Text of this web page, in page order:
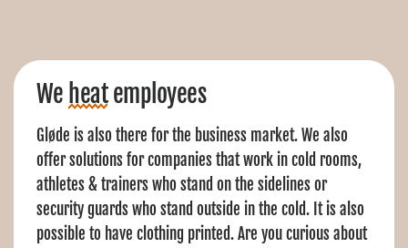
We heatemployees
Gløde is also there for the business market. We also
offer solutions for companies that work in cold rooms,
athletes & trainers who stand on the sidelines or
security guards who stand outside in the cold. It is also
possible to have clothing printed. Are you curious about